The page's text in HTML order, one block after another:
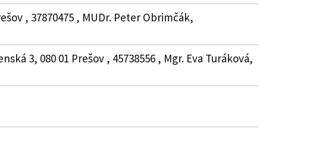
, 37870475 , MUDr. Peter Obrimčák,
3, 080 01 Prešov , 45738556 , Mgr. Eva Turáková,